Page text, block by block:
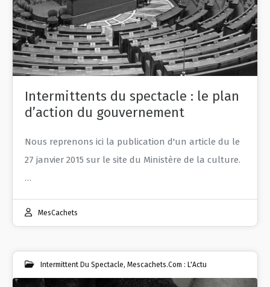
Intermittents du spectacle : le plan
d’action du gouvernement
Nous reprenons ici la publication d'un article du le
27 janvier 2015 sur le site du Ministère de la culture.
…
MesCachets
Intermittent Du Spectacle, Mescachets.com : L'Actu